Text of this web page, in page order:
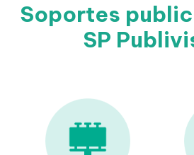
Soportes
SP